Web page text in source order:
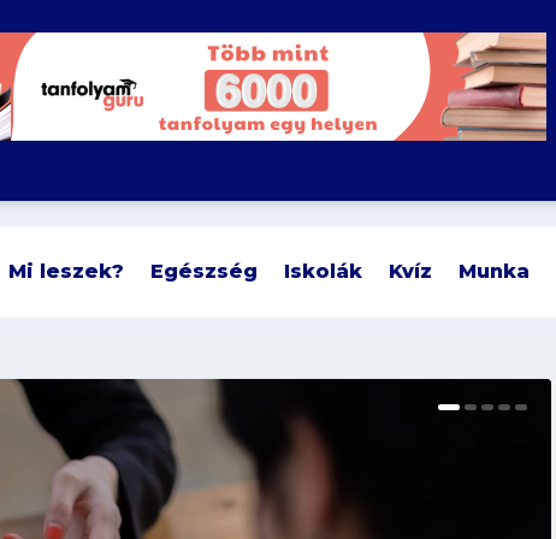
Mi leszek? Egészség Iskolák Kvíz Munka